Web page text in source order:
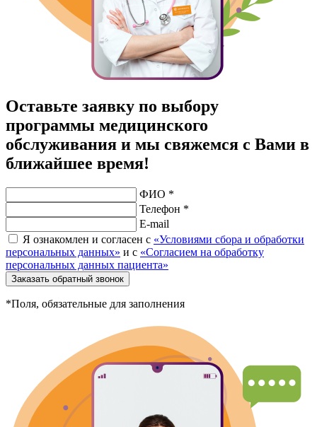
Оставьте заявку по выбору
программы медицинского
обслуживания и мы свяжемся с Вами в
ближайшее время!
ФИО *
Телефон *
E-mail
Я ознакомлен и согласен с «Условиями сбора и обработки
персональных данных» и с «Согласием на обработку
персональных данных пациента»
Заказать обратный звонок
*Поля, обязательные для заполнения